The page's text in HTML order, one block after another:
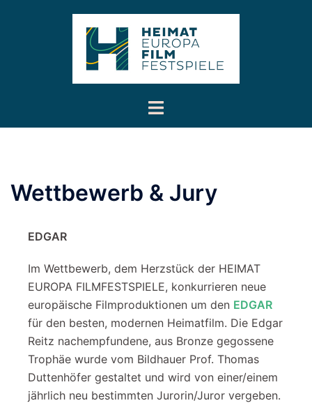
Menü
Wettbewerb & Jury
EDGAR
Im Wettbewerb, dem Herzstück der HEIMAT
EUROPA FILMFESTSPIELE, konkurrieren neue
europäische Filmproduktionen um den EDGAR
für den besten, modernen Heimatfilm. Die Edgar
Reitz nachempfundene, aus Bronze gegossene
Trophäe wurde vom Bildhauer Prof. Thomas
Duttenhöfer gestaltet und wird von einer/einem
jährlich neu bestimmten Jurorin/Juror vergeben.